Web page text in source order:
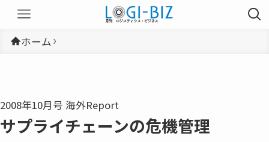
ホーム
2008年10月号 海外Report
サプライチェーンの危機管理